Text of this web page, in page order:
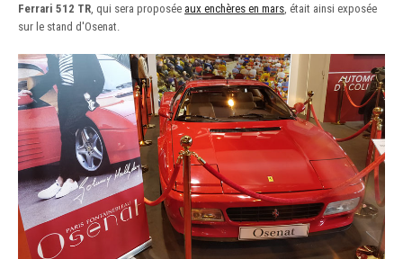
Ferrari 512 TR , qui sera proposée aux enchères en mars , était ainsi exposée
sur le stand d'Osenat.